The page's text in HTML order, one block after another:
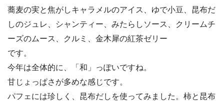
蕎麦の実と焦がしキャラメルのアイス、ゆで小豆、昆布だ
しのジュレ、シャンティー、みたらしソース、クリームチ
ーズのムース、クルミ、金木犀の紅茶ゼリー
です。
今年は全体的に、「和」っぽいですね。
甘じょっぱさが多めな感じです。
パフェには珍しく、昆布だしを使ってみました。柿と昆布